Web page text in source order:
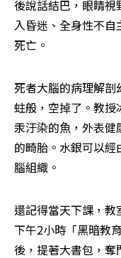
後說話結巴，眼睛
入昏迷、全身性不
死亡。
死者大腦的病理解
蛀般，空掉了。教
汞汙染的魚，外表
的畸胎。水銀可以
腦組織。
還記得當天下課，
下午2小時「黑暗教
後，提著大書包，